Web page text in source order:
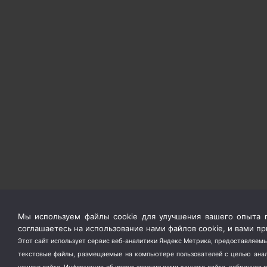
Мы используем файлы cookie для улучшения вашего опыта
соглашаетесь на использование нами файлов cookie, и вами
Этот сайт использует сервис веб-аналитики Яндекс Метрика,
текстовые файлы, размещаемые на компьютере пользователей с целью